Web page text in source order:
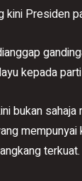
Presiden
kepada
bukan
terkuat.